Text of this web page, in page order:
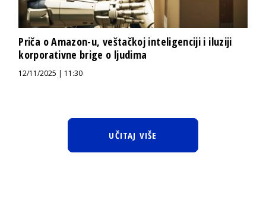
Priča o Amazon-u, veštačkoj inteligenciji i iluziji
korporativne brige o ljudima
12/11/2025 | 11:30
UČITAJ VIŠE